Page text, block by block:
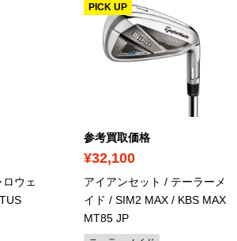
ウェ
参考買取価格
¥32,100
PICK UP
アイアンセット / テーラーメ
イド / SIM2 MAX / KBS MAX
MT85 JP